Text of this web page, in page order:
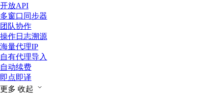
开放API
多窗口同步器
团队协作
操作日志溯源
海量代理IP
自有代理导入
自动续费
即点即译
更多 收起